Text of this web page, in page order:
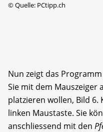
©Quelle: PCtipp.ch
Nun zeigt das
Sie mit dem Mauszeiger
platzieren wollen, Bild 6.
linken Maustaste. Sie
anschliessend mit den